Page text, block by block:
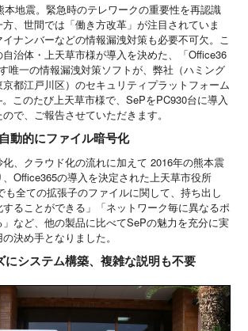
本地震。緊急時のテレワークの重要性を再認識
、世間では「働き方改革」が注目されていま
ナンバーなどの情報漏洩対策も必要不可欠。こ
治体・上天草市様が導入を決めた、「Office36
唯一の情報漏洩対策ソフトが、弊社（ハミング
都江戸川区）のセキュリティプラットフォーム
このたび上天草市様で、SePをPC930台に導入
で、ご報告させていただきます。
動的にファイル暗号化
、クラウド化の流れに加えて 2016年の熊本震
Office365の導入を決定された上天草市役所
も全ての拡張子のファイルに関して、持ち出し
ることができる」「ネットワーク毎に異なるポ
」など、他の製品に比べてSePの魅力を充分に実
決め手となりました。
にシステム構築、複雑な説明も不要